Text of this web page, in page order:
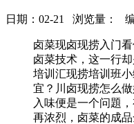
日期：02-21 浏览量：
卤菜现卤现捞入门
卤菜技术，这一行
培训汇现捞培训班
宜？川卤现捞怎么
入味便是一个问題
再浓烈，卤菜的成